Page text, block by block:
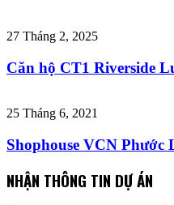
27 Tháng 2, 2025
Căn hộ CT1 Riverside
25 Tháng 6, 2021
Shophouse VCN Phước
NHẬN THÔNG TIN DỰ ÁN